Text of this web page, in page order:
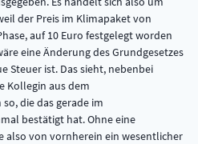
der Preis im Klimapaket von
auf 10 Euro festgelegt worden
eine Änderung des Grundgesetzes
Steuer ist. Das sieht, nebenbei
Kollegin aus dem
die das gerade im
bestätigt hat. Ohne eine
also von vornherein ein wesentlicher